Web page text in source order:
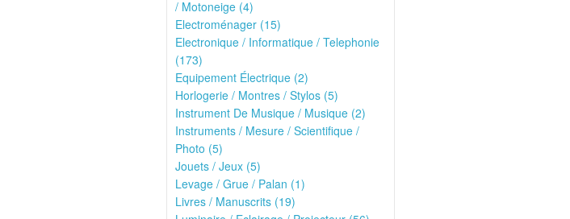
/ Motoneige (4)
Electroménager (15)
Electronique / Informatique / Telephonie
(173)
Equipement Électrique (2)
Horlogerie / Montres / Stylos (5)
Instrument De Musique / Musique (2)
Instruments / Mesure / Scientifique /
Photo (5)
Jouets / Jeux (5)
Levage / Grue / Palan (1)
Livres / Manuscrits (19)